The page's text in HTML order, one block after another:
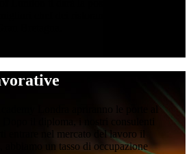
entrare nel mercato del lavoro il
abbiamo un tasso di occupazione